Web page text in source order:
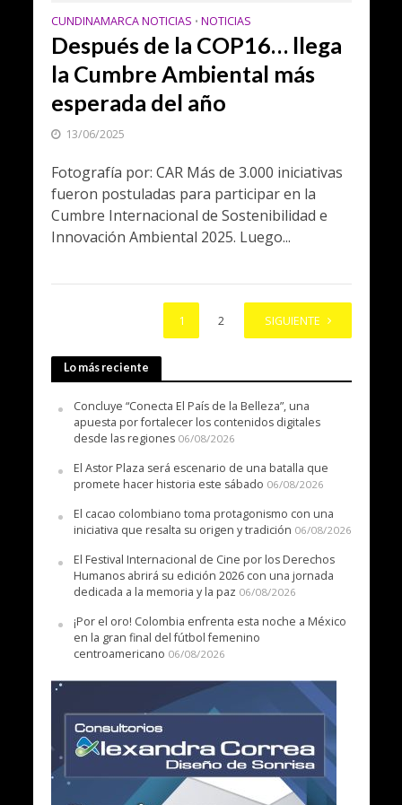
CUNDINAMARCA NOTICIAS • NOTICIAS
Después de la COP16… llega
la Cumbre Ambiental más
esperada del año
13/06/2025
Fotografía por: CAR Más de 3.000 iniciativas
fueron postuladas para participar en la
Cumbre Internacional de Sostenibilidad e
Innovación Ambiental 2025. Luego...
1 2 SIGUIENTE
Lo más reciente
Concluye “Conecta El País de la Belleza”, una
apuesta por fortalecer los contenidos digitales
desde las regiones 06/08/2026
El Astor Plaza será escenario de una batalla que
promete hacer historia este sábado 06/08/2026
El cacao colombiano toma protagonismo con una
iniciativa que resalta su origen y tradición 06/08/2026
El Festival Internacional de Cine por los Derechos
Humanos abrirá su edición 2026 con una jornada
dedicada a la memoria y la paz 06/08/2026
¡Por el oro! Colombia enfrenta esta noche a México
en la gran final del fútbol femenino
centroamericano 06/08/2026